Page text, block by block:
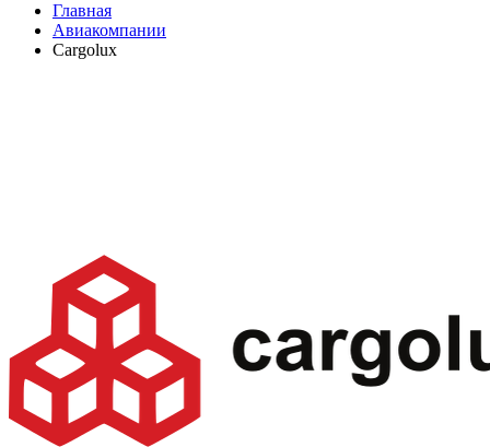
Главная
Авиакомпании
Cargolux